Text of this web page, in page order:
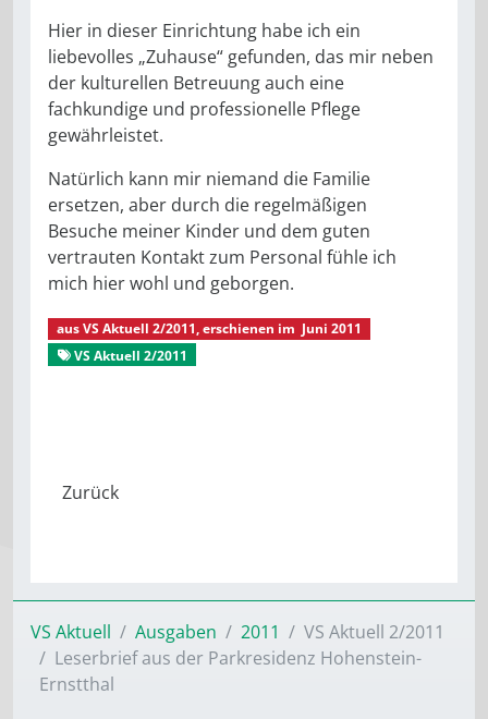
Hier in dieser Einrichtung habe ich ein
liebevolles „Zuhause“ gefunden, das mir neben
der kulturellen Betreuung auch eine
fachkundige und professionelle Pflege
gewährleistet.
Natürlich kann mir niemand die Familie
ersetzen, aber durch die regelmäßigen
Besuche meiner Kinder und dem guten
vertrauten Kontakt zum Personal fühle ich
mich hier wohl und geborgen.
ausVS Aktuell 2/2011, erschienen im Juni 2011
VS Aktuell 2/2011
VS Aktuell Ausgaben 2011
VS Aktuell 2/2011
Leserbrief aus der Parkresidenz Hohenstein-
Ernstthal